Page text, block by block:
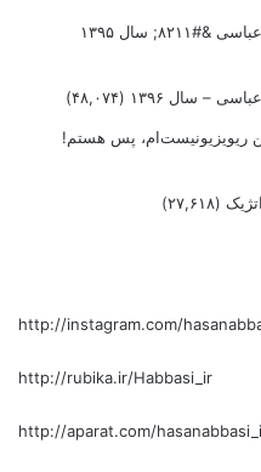
سال ۱۳۹۵
– سال ۱۳۹۶ (۴۸,۰۷۴)
(۲۷,۶۱۸)
http://instagram.com/
http://rubika.ir/Habbasi_ir
http://aparat.com/